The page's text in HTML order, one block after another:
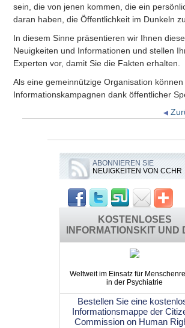
sein, die von jenen kommen, die ein
daran haben, die Öffentlichkeit im Dunkeln
In diesem Sinne präsentieren wir Ihnen
Neuigkeiten und Informationen und stellen
Experten vor, damit Sie die Fakten erhalten.
Als eine gemeinnützige Organisation
Informationskampagnen dank öffentlicher
ABONNIEREN SIE
NEUIGKEITEN VON CCHR
KOSTENLOSES
INFORMATIONSKIT UND
Weltweit im Einsatz für
in der Psychiatrie
Bestellen Sie eine
Informationsmappe der
Commission on Human